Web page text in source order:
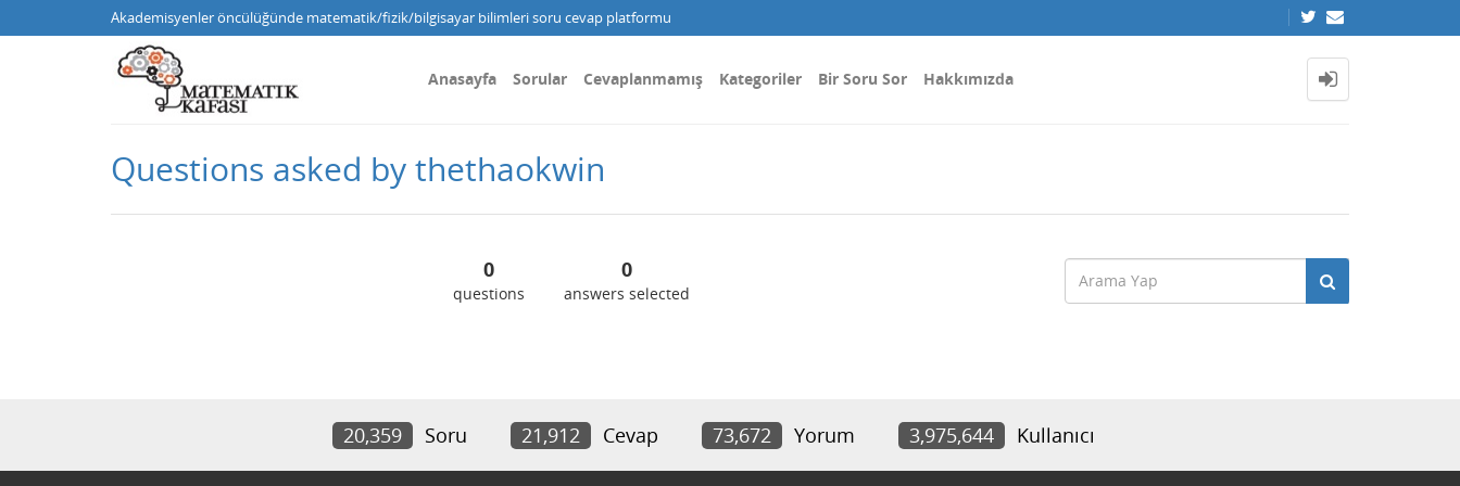
Akademisyenler öncülüğünde matematik/fizik/bilgisayar bilimleri soru cevap platformu
Anasayfa Sorular Cevaplanmamış Kategoriler Bir Soru Sor Hakkımızda
Questions asked by thethaokwin
0
questions
0
answers selected
20,359 Soru 21,912 Cevap 73,672 Yorum 3,975,644 Kullanıcı